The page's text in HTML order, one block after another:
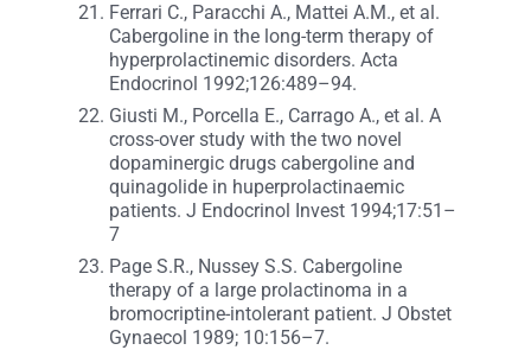
Ferrari C., Paracchi A., Mattei A.M., et al.
Cabergoline in the long-term therapy of
hyperprolactinemic disorders. Acta
Endocrinol 1992;126:489–94.
Giusti M., Porcella E., Carrago A., et al. A
cross-over study with the two novel
dopaminergic drugs cabergoline and
quinagolide in huperprolactinaemic
patients. J Endocrinol Invest 1994;17:51–
7
Page S.R., Nussey S.S. Cabergoline
therapy of a large prolactinoma in a
bromocriptine-intolerant patient. J Obstet
Gynaecol 1989; 10:156–7.